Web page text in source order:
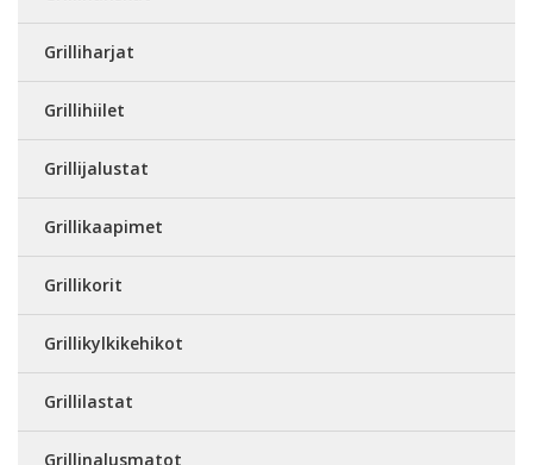
Grilliharjat
Grillihiilet
Grillijalustat
Grillikaapimet
Grillikorit
Grillikylkikehikot
Grillilastat
Grillinalusmatot